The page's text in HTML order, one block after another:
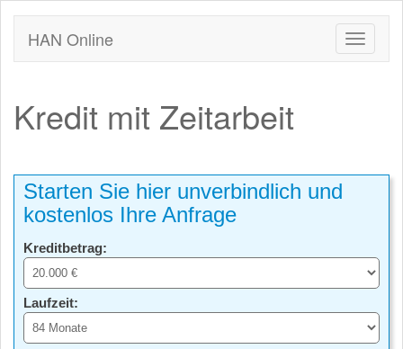
HAN Online
Kredit mit Zeitarbeit
Starten Sie hier unverbindlich und
kostenlos Ihre Anfrage
Kreditbetrag:
Laufzeit: